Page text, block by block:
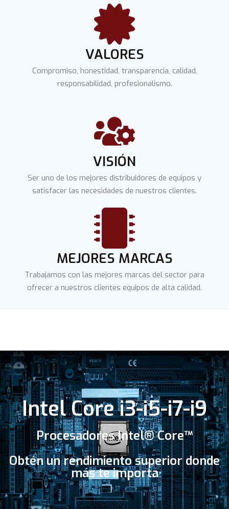
VALORES
Compromiso, honestidad, transparencia, calidad,
responsabilidad, profesionalismo.
VISIÓN
Ser uno de los mejores distribuidores de equipos y
satisfacer las necesidades de nuestros clientes.
MEJORES MARCAS
Trabajamos con las mejores marcas del sector para
ofrecer a nuestros clientes equipos de alta calidad.
Intel Core i3-i5-i7-i9
Procesadores Intel® Core™
Obtén un rendimiento superior donde
más te importa